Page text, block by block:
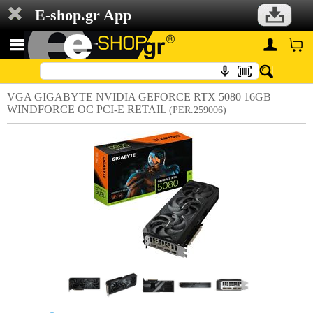
E-shop.gr App
VGA GIGABYTE NVIDIA GEFORCE RTX 5080 16GB
WINDFORCE OC PCI-E RETAIL (PER.259006)